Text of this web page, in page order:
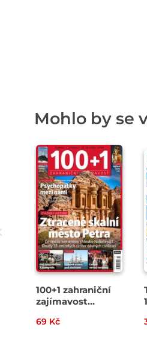
Mohlo by se
100+1 zahraniční
zajímavost
69 Kč